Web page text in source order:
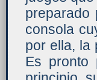
preparado
consola
por ella, la
Es pronto